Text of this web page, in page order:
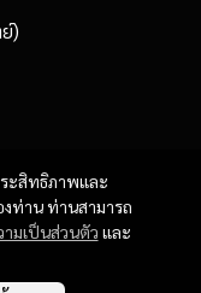
ะสิทธิภาพและ
ท่าน ท่านสามารถ
มเป็นส่วนตัว และ
)